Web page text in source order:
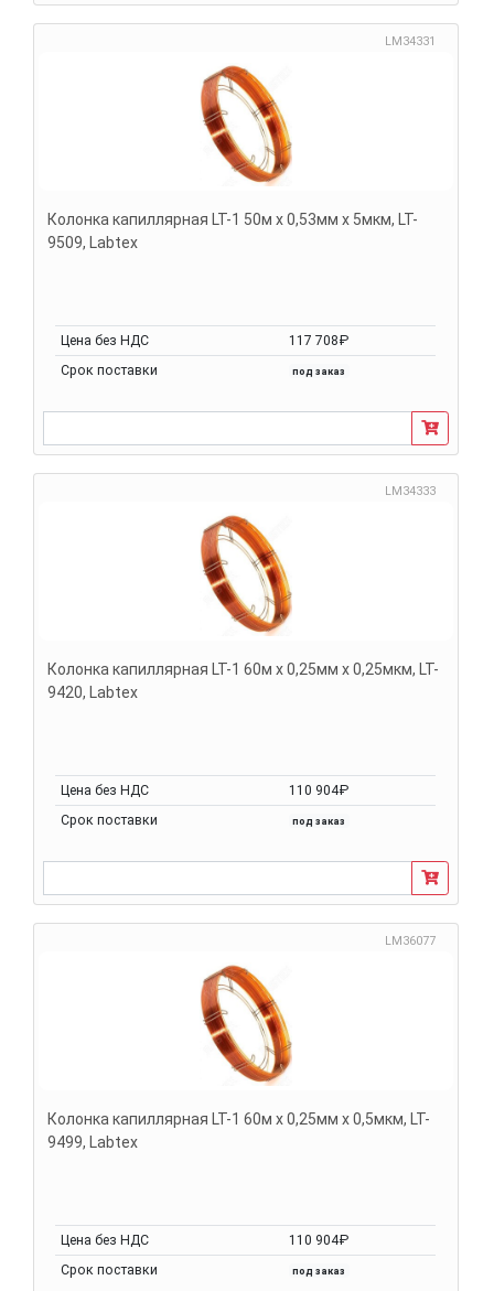
LM34331
Колонка капиллярная LT-1 50м х 0,53мм х 5мкм, LT-
9509, Labtex
Цена без НДС
117 708₽
Срок поставки
под заказ
LM34333
Колонка капиллярная LT-1 60м х 0,25мм х 0,25мкм, LT-
9420, Labtex
Цена без НДС
110 904₽
Срок поставки
под заказ
LM36077
Колонка капиллярная LT-1 60м х 0,25мм х 0,5мкм, LT-
9499, Labtex
Цена без НДС
110 904₽
Срок поставки
под заказ